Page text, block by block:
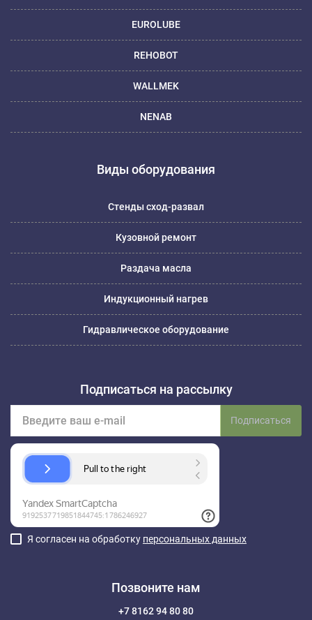
EUROLUBE
REHOBOT
WALLMEK
NENAB
Виды оборудования
Стенды сход-развал
Кузовной ремонт
Раздача масла
Индукционный нагрев
Гидравлическое оборудование
Подписаться на рассылку
Подписаться
Я согласен на обработку персональных данных
Позвоните нам
+7 8162 94 80 80